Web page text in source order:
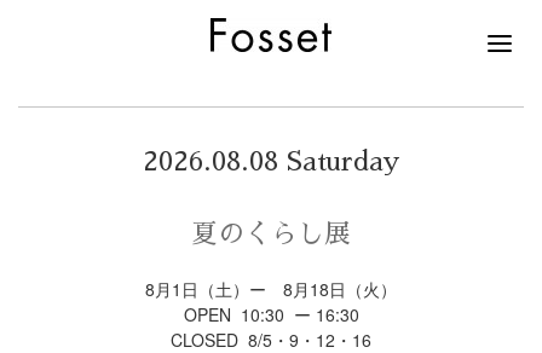
2026.08.08 Saturday
夏のくらし展
8月1日（土）ー 8月18日（火）
OPEN 10:30 ー 16:30
CLOSED 8/5・9・12・16